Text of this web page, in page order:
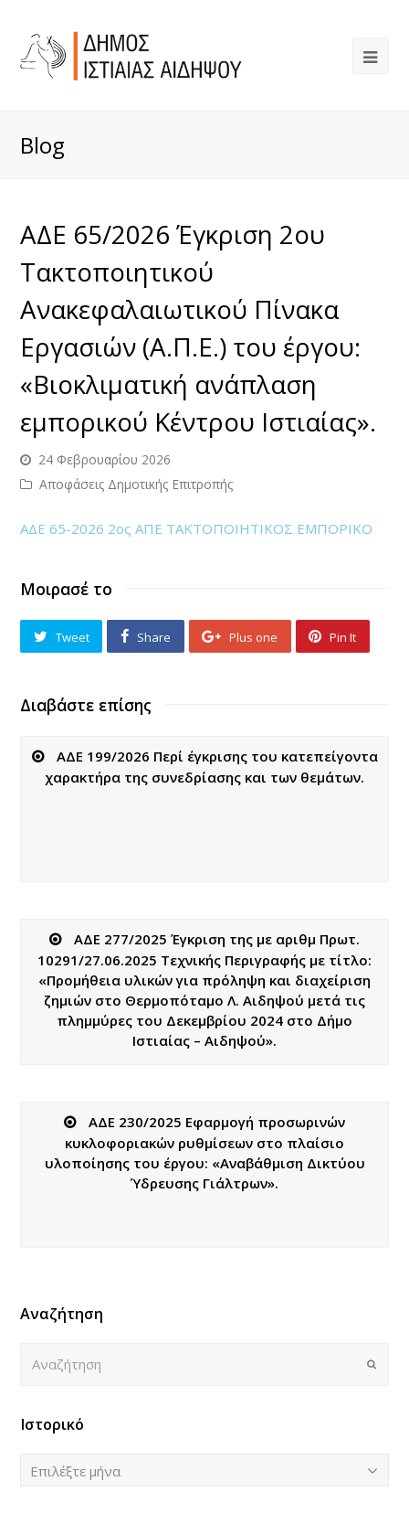
Blog
ΑΔΕ 65/2026 Έγκριση 2ου
Τακτοποιητικού
Ανακεφαλαιωτικού Πίνακα
Εργασιών (Α.Π.Ε.) του έργου:
«Βιοκλιματική ανάπλαση
εμπορικού Κέντρου Ιστιαίας».
24 Φεβρουαρίου 2026
Αποφάσεις Δημοτικής Επιτροπής
ΑΔΕ 65-2026 2ος ΑΠΕ ΤΑΚΤΟΠΟΙΗΤΙΚΟΣ ΕΜΠΟΡΙΚΟ
Μοιρασέ το
Tweet Share Plus one Pin It
Διαβάστε επίσης
ΑΔΕ 199/2026 Περί έγκρισης του κατεπείγοντα
χαρακτήρα της συνεδρίασης και των θεμάτων.
ΑΔΕ 277/2025 Έγκριση της με αριθμ Πρωτ.
10291/27.06.2025 Τεχνικής Περιγραφής με τίτλο:
«Προμήθεια υλικών για πρόληψη και διαχείριση
ζημιών στο Θερμοπόταμο Λ. Αιδηψού μετά τις
πλημμύρες του Δεκεμβρίου 2024 στο Δήμο
Ιστιαίας – Αιδηψού».
ΑΔΕ 230/2025 Εφαρμογή προσωρινών
κυκλοφοριακών ρυθμίσεων στο πλαίσιο
υλοποίησης του έργου: «Αναβάθμιση Δικτύου
Ύδρευσης Γιάλτρων».
Αναζήτηση
Submit
Ιστορικό
Ιστορικό
Επιλέξτε μήνα